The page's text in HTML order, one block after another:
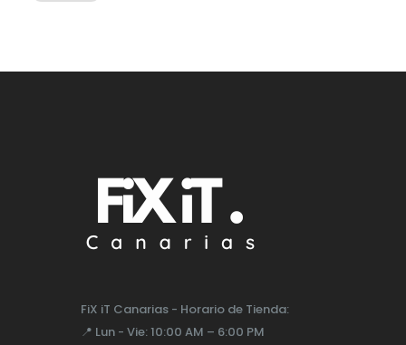
FiX iT Canarias - Horario de Tienda:
📍 Lun - Vie: 10:00 AM – 6:00 PM